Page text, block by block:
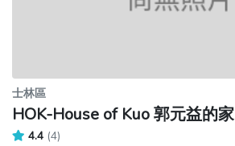
士林區
HOK-House of Kuo 郭元益的家
4.4 (4)